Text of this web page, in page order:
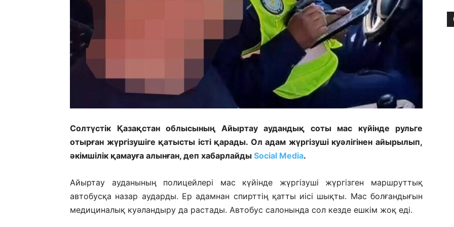
Солтүстік Қазақстан облысының Айыртау аудандық соты мас күйінде рульге
отырған жүргізушіге қатысты істі қарады. Ол адам жүргізуші куәлігінен айырылып,
әкімшілік қамауға алынған, деп хабарлайды Social Media.
Айыртау ауданының полицейлері мас күйінде жүргізуші жүргізген маршруттық
автобусқа назар аударды. Ер адамнан спирттің қатты иісі шықты. Мас болғандығын
медициналық куәландыру да растады. Автобус салонында сол кезде ешкім жоқ еді.